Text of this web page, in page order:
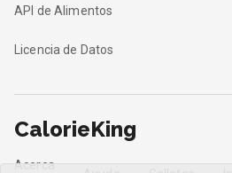
API de Alimentos
Licencia de Datos
CalorieKing
Acerca